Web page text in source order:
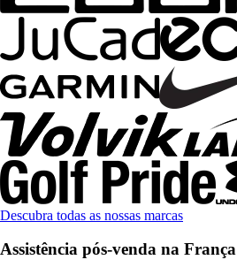
Descubra todas as nossas marcas
Assistência pós-venda na França